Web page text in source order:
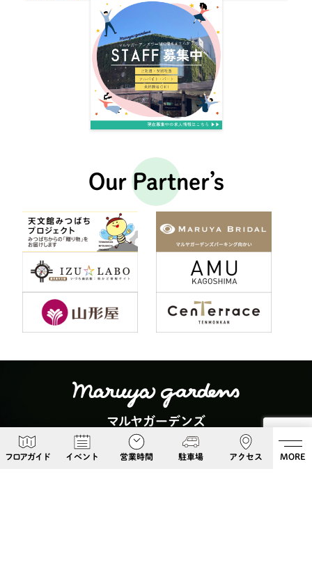
フロアガイド イベント 営業時間 駐車場 アクセス MORE
Our Partner’s
マルヤガーデンズ
〒892-0826 鹿児島県鹿児島市呉服町６−５